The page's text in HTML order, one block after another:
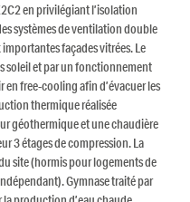
en privilégiant l’isolation
systèmes de ventilation double
façades vitrées. Le
soleil et par un fonctionnement
en free-cooling afin d’évacuer les
thermique réalisée
géothermique et une chaudière
3 étages de compression. La
site (hormis pour logements de
Gymnase traité par